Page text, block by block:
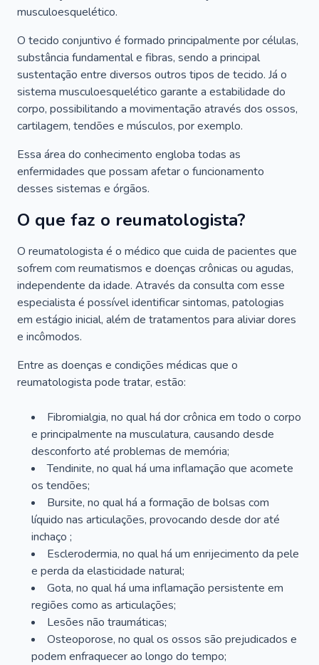
musculoesquelético.
O tecido conjuntivo é formado principalmente por células,
substância fundamental e fibras, sendo a principal
sustentação entre diversos outros tipos de tecido. Já o
sistema musculoesquelético garante a estabilidade do
corpo, possibilitando a movimentação através dos ossos,
cartilagem, tendões e músculos, por exemplo.
Essa área do conhecimento engloba todas as
enfermidades que possam afetar o funcionamento
desses sistemas e órgãos.
O que faz o reumatologista?
O reumatologista é o médico que cuida de pacientes que
sofrem com reumatismos e doenças crônicas ou agudas,
independente da idade. Através da consulta com esse
especialista é possível identificar sintomas, patologias
em estágio inicial, além de tratamentos para aliviar dores
e incômodos.
Entre as doenças e condições médicas que o
reumatologista pode tratar, estão:
Fibromialgia, no qual há dor crônica em todo o corpo
e principalmente na musculatura, causando desde
desconforto até problemas de memória;
Tendinite, no qual há uma inflamação que acomete
os tendões;
Bursite, no qual há a formação de bolsas com
líquido nas articulações, provocando desde dor até
inchaço ;
Esclerodermia, no qual há um enrijecimento da pele
e perda da elasticidade natural;
Gota, no qual há uma inflamação persistente em
regiões como as articulações;
Lesões não traumáticas;
Osteoporose, no qual os ossos são prejudicados e
podem enfraquecer ao longo do tempo;